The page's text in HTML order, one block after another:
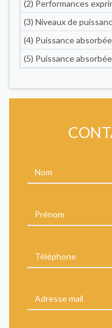
(2) Performances
(3) Niveaux de
(4) Puissance
(5) Puissance